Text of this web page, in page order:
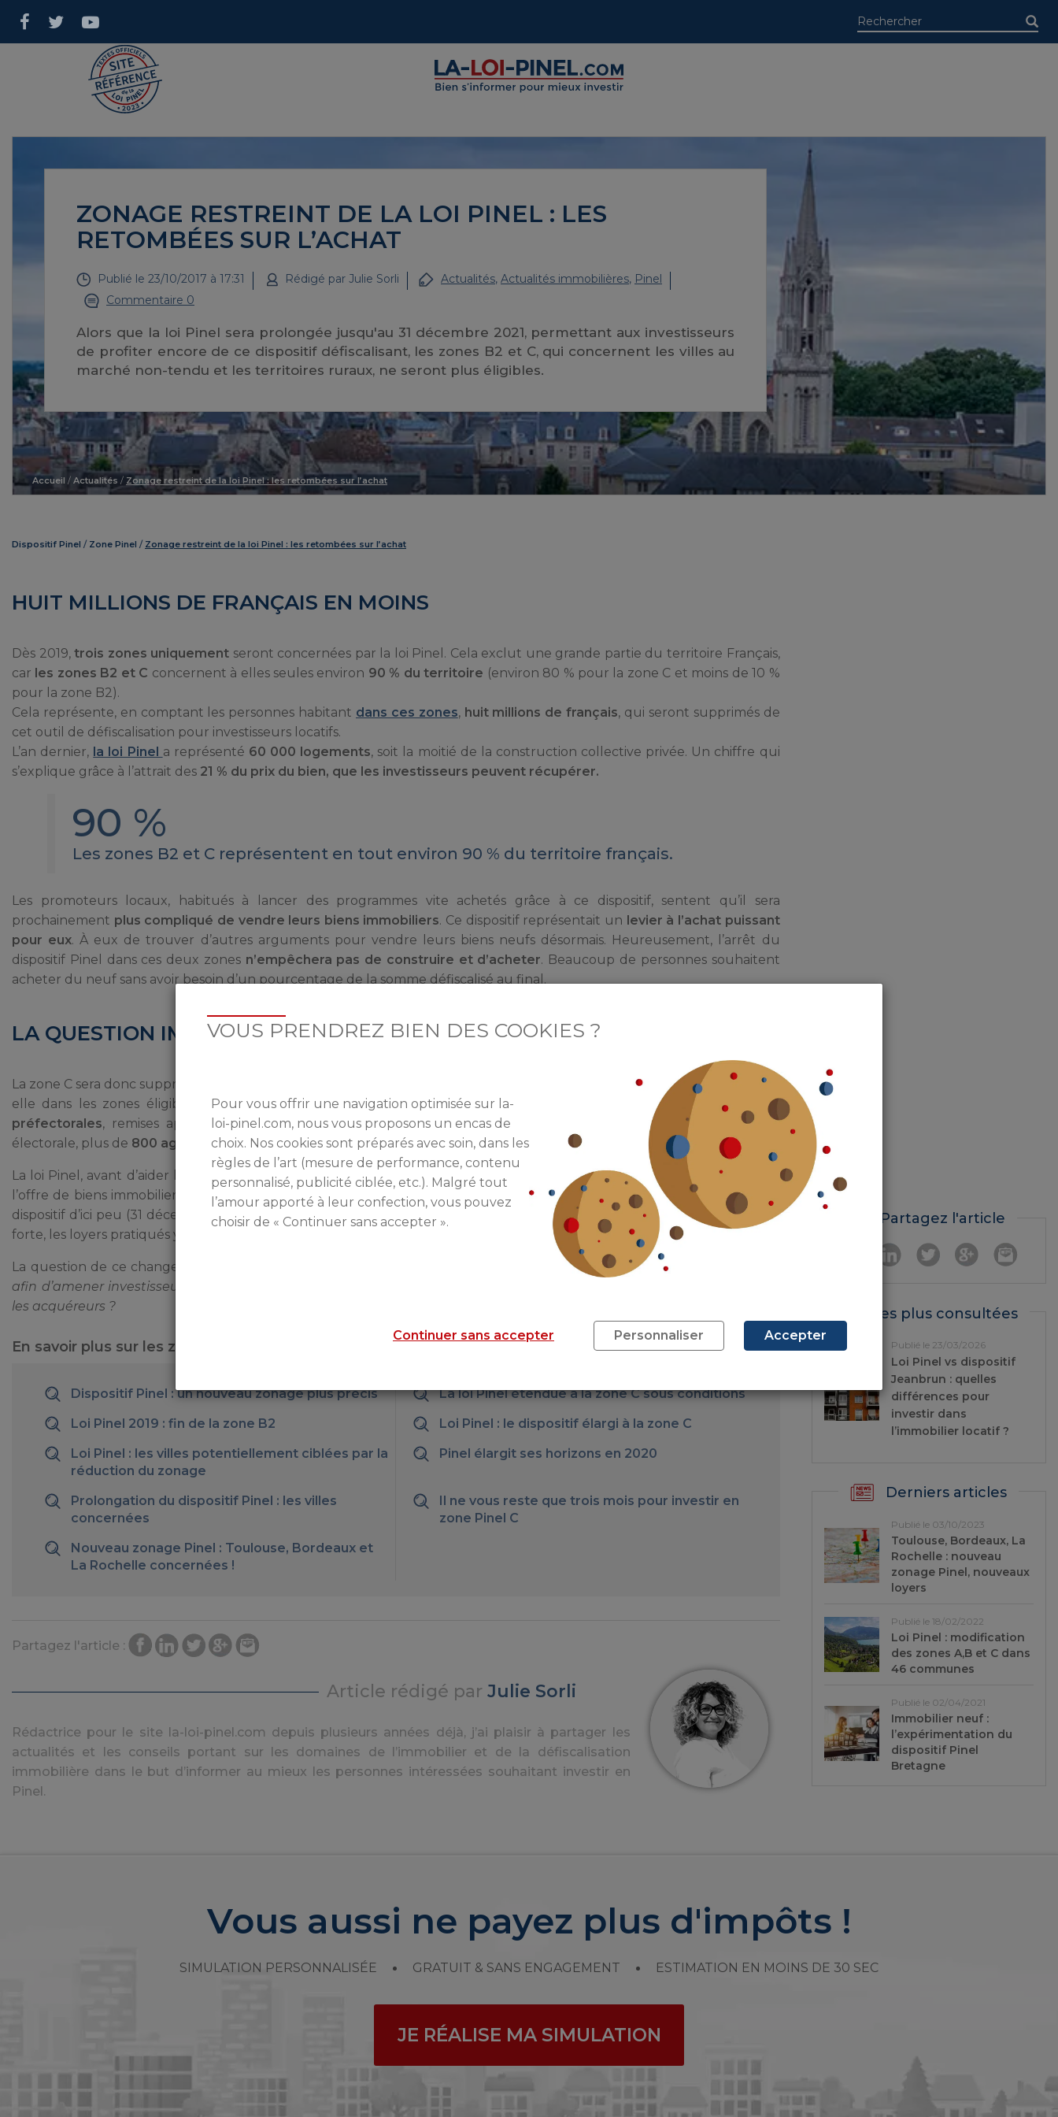
ZONAGE RESTREINT DE LA LOI PINEL : LES
RETOMBÉES SUR L’ACHAT
Publié le 23/10/2017 à 17:31 Rédigé par Julie Sorli Actualités, Actualités immobilières, Pinel
Commentaire 0
Alors que la loi Pinel sera prolongée jusqu'au 31 décembre 2021, permettant aux investisseurs
de profiter encore de ce dispositif défiscalisant, les zones B2 et C, qui concernent les villes au
marché non-tendu et les territoires ruraux, ne seront plus éligibles.
Accueil / Actualités / Zonage restreint de la loi Pinel : les retombées sur l’achat
Dispositif Pinel Zone Pinel Zonage restreint de la loi Pinel : les retombées sur l’achat
HUIT MILLIONS DE FRANÇAIS EN MOINS
Dès 2019,trois zones uniquement seront concernées par la loi Pinel. Cela exclut une grande partie du territoire Français,
car les zones B2 et C concernent à elles seules environ 90 % du territoire (environ 80 % pour la zone C et moins de 10 %
pour la zone B2).
Cela représente, en comptant les personnes habitant dans ces zones, huit millions de français, qui seront supprimés de
cet outil de défiscalisation pour investisseurs locatifs.
L’an dernier, la loi Pinel a représenté 60 000 logements, soit la moitié de la construction collective privée. Un chiffre qui
s’explique grâce à l’attrait des 21 % du prix du bien, que les investisseurs peuvent récupérer.
90 %
Les zones B2 et C représentent en tout environ 90 % du territoire français.
Les promoteurs locaux, habitués à lancer des programmes vite achetés grâce à ce dispositif, sentent qu’il sera
prochainement plus compliqué de vendre leurs biens immobiliers. Ce dispositif représentait un levier à l’achat puissant
pour eux. À eux de trouver d’autres arguments pour vendre leurs biens neufs désormais. Heureusement, l’arrêt du
dispositif Pinel dans ces deux zones n’empêchera pas de construire et d’acheter. Beaucoup de personnes souhaitent
acheter du neuf sans avoir besoin d’un pourcentage de la somme défiscalisé au final.
LA QUESTION IMPORTANTE DU GOUVERNEMENT
La zone C sera donc supprimée du dispositif Pinel après avoir été éligible
(1er janvier 2017). La zone B2 était
elle dans les zones éligibles depuis 2014. Ces deux zones devaient au départ n’être éligibles
que sur dérogations
préfectorales, remises après constatation dubesoin de la ville en logements neufs
. Cependant, en période pré-
électorale, plus de 800 agréments ont été remis en deux ans.
La loi Pinel, avant d’aider les investisseurs à défiscaliser leurs achats, est présente pour augmenter la construction
l’offre de biens immobiliers à la location, et de faire en conséquence
baisser les loyers
. Dans les deux zones sortant du
dispositif d’ici peu (31 décembre 2017 pour la zone C et 31 décembre 2018 pour la zone B2), la demande n’étant pas très
forte, les loyers pratiqués y étaient
inférieurs à ceux imposés par le plafond du dispositif, et ce, sans barrières.
La question de ce changement est la suivante :
faut-il aider les maires des villes, et continuer d’y aider la construction,
afin d’amener investisseurs et travailleurs, quitte à ce que les investissements ne soient peut-être pas rentables pour
les acquéreurs ?
En savoir plus sur les zones Pinel
Dispositif Pinel : un nouveau zonage plus précis
La loi Pinel étendue à la zone C sous conditions
Loi Pinel 2019 : fin de la zone B2
Loi Pinel : le dispositif élargi à la zone C
Loi Pinel : les villes potentiellement ciblées par la
réduction du zonage
Pinel élargit ses horizons en 2020
Prolongation du dispositif Pinel : les villes
concernées
Il ne vous reste que trois mois pour investir en
zone Pinel C
Nouveau zonage Pinel : Toulouse, Bordeaux et
La Rochelle concernées !
Partagez l'article :
Article rédigé parJulie Sorli
Rédactrice pour le site la-loi-pinel.com depuis plusieurs années déjà, j’ai plaisir à partager les
actualités et les conseils portant sur les domaines de l’immobilier et de la défiscalisation
immobilière dans le but d’informer au mieux les personnes intéressées souhaitant investir en
Pinel.
Partagez l'article
Les plus consultées
Publié le 23/03/2026
Loi Pinel vs dispositif
Jeanbrun : quelles
différences pour
investir dans
l’immobilier locatif ?
Derniers articles
Publié le 03/10/2023
Toulouse, Bordeaux, La
Rochelle : nouveau
zonage Pinel, nouveaux
loyers
Publié le 18/02/2022
Loi Pinel : modification
des zones A,B et C dans
46 communes
Publié le 02/04/2021
Immobilier neuf :
l’expérimentation du
dispositif Pinel
Bretagne
Vous aussi ne payez plus d'impôts !
SIMULATION PERSONNALISÉE GRATUIT & SANS ENGAGEMENT ESTIMATION EN MOINS DE 30 SEC
JE RÉALISE MA SIMULATION
VOUS PRENDREZ BIEN DES COOKIES ?
Pour vous offrir une navigation optimisée sur la-
loi-pinel.com, nous vous proposons un encas de
choix. Nos cookies sont préparés avec soin, dans les
règles de l’art (mesure de performance, contenu
personnalisé, publicité ciblée, etc.). Malgré tout
l’amour apporté à leur confection, vous pouvez
choisir de « Continuer sans accepter ».
Continuer sans accepter Personnaliser Accepter